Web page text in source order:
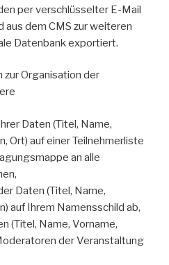
per verschlüsselter E-Mail
dem CMS zur weiteren
Datenbank exportiert.
Organisation der
Daten (Titel, Name,
Ort) auf einer Teilnehmerliste
an alle
Daten (Titel, Name,
auf Ihrem Namensschild ab,
(Titel, Name, Vorname,
der Veranstaltung